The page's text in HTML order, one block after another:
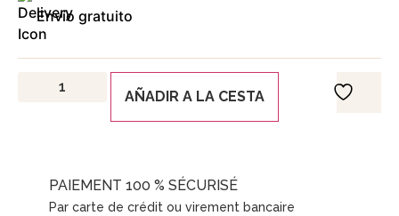
Envío gratuito
AÑADIR A LA CESTA
PAIEMENT 100 % SÉCURISÉ
Par carte de crédit ou virement bancaire